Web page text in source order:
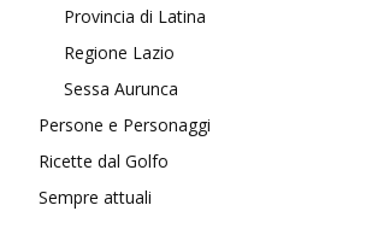
Provincia di Latina
Regione Lazio
Sessa Aurunca
Persone e Personaggi
Ricette dal Golfo
Sempre attuali